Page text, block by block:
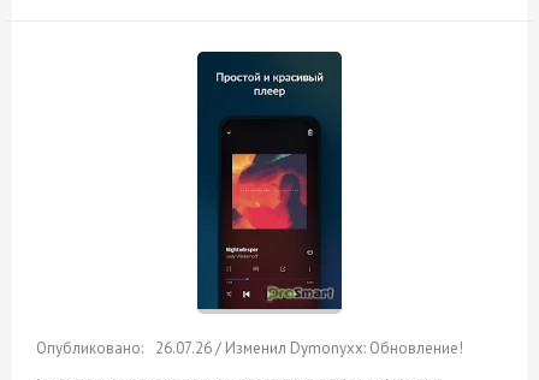
26.07.26 / Изменил Dymonyxx: Обновление!